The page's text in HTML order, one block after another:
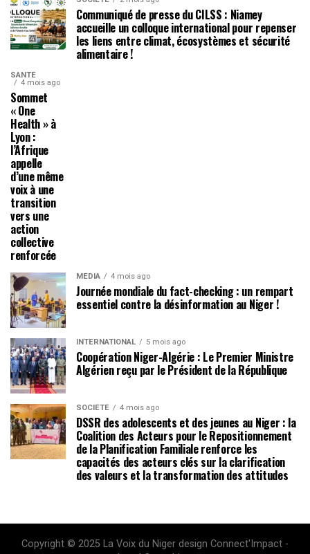
Communiqué de presse du CILSS : Niamey
accueille un colloque international pour repenser
les liens entre climat, écosystèmes et sécurité
alimentaire !
SANTÉ
4 mois ago
Sommet
« One
Health » à
Lyon :
l’Afrique
appelle
d’une même
voix à une
transition
vers une
action
collective
renforcée
MÉDIA 4 mois ago
Journée mondiale du fact-checking : un rempart
essentiel contre la désinformation au Niger !
INTERNATIONAL 5 mois ago
Coopération Niger-Algérie : Le Premier Ministre
Algérien reçu par le Président de la République
SOCIÉTÉ 4 mois ago
DSSR des adolescents et des jeunes au Niger : la
Coalition des Acteurs pour le Repositionnement
de la Planification Familiale renforce les
capacités des acteurs clés sur la clarification
des valeurs et la transformation des attitudes
Copyright © 2025 La Voix du Niger design Connect'Impact -